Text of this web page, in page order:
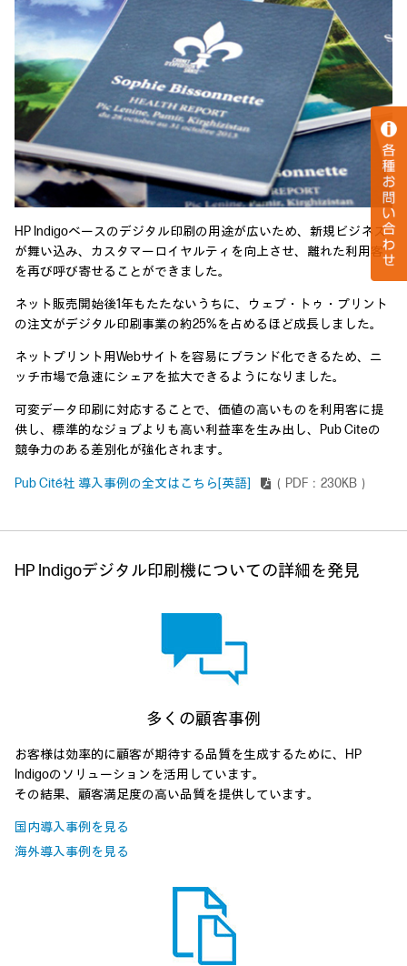
HP Indigoベースのデジタル印刷の用途が広いため、新規ビジネス
が舞い込み、カスタマーロイヤルティを向上させ、離れた利用客
を再び呼び寄せることができました。
ネット販売開始後1年もたたないうちに、ウェブ・トゥ・プリント
の注文がデジタル印刷事業の約25%を占めるほど成長しました。
ネットプリント用Webサイトを容易にブランド化できるため、ニ
ッチ市場で急速にシェアを拡大できるようになりました。
可変データ印刷に対応することで、価値の高いものを利用客に提
供し、標準的なジョブよりも高い利益率を生み出し、Pub Citeの
競争力のある差別化が強化されます。
Pub Cité社 導入事例の全文はこちら[英語] （PDF：230KB）
HP Indigoデジタル印刷機についての詳細を発見
多くの顧客事例
お客様は効率的に顧客が期待する品質を生成するために、HP
Indigoのソリューションを活用しています。
その結果、顧客満足度の高い品質を提供しています。
国内導入事例を見る
海外導入事例を見る